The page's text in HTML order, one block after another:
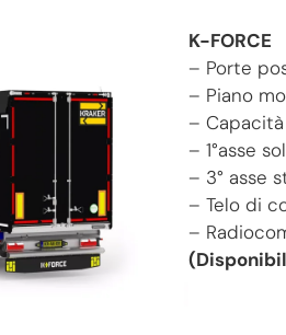
K-FORCE
– Porte
– Piano
–
– 1°asse
– 3° asse
– Telo di
–